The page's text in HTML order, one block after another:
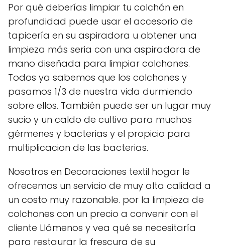
Por qué deberías limpiar tu colchón en
profundidad puede usar el accesorio de
tapicería en su aspiradora u obtener una
limpieza más seria con una aspiradora de
mano diseñada para limpiar colchones.
Todos ya sabemos que los colchones y
pasamos 1/3 de nuestra vida durmiendo
sobre ellos. También puede ser un lugar muy
sucio y un caldo de cultivo para muchos
gérmenes y bacterias y el propicio para
multiplicacion de las bacterias.
Nosotros en Decoraciones textil hogar le
ofrecemos un servicio de muy alta calidad a
un costo muy razonable. por la limpieza de
colchones con un precio a convenir con el
cliente Llámenos y vea qué se necesitaría
para restaurar la frescura de su